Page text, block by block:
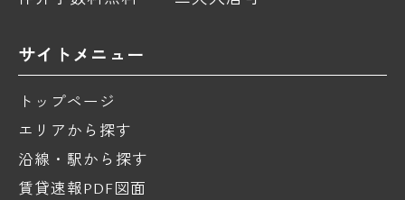
サイトメニュー
トップページ
エリアから探す
沿線・駅から探す
賃貸速報PDF図面